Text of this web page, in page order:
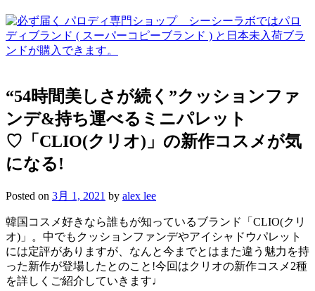
“54時間美しさが続く”クッションファ
ンデ&持ち運べるミニパレット
♡「CLIO(クリオ)」の新作コスメが気
になる!
Posted on 3月 1, 2021 by alex lee
韓国コスメ好きなら誰もが知っているブランド「CLIO(クリ
オ)」。中でもクッションファンデやアイシャドウパレット
には定評がありますが、なんと今までとはまた違う魅力を持
った新作が登場したとのこと!今回はクリオの新作コスメ2種
を詳しくご紹介していきます♩